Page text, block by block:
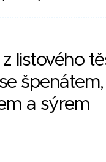
z listového
špenátem,
a sýrem